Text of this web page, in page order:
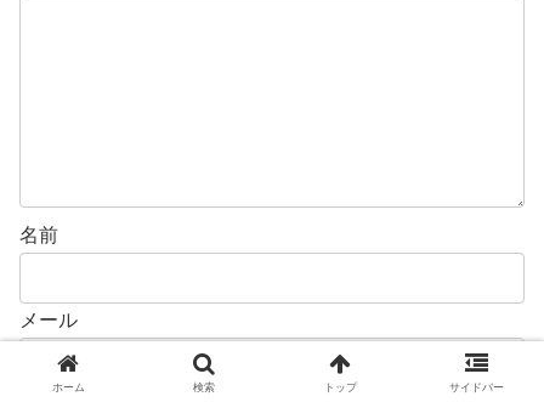
名前
メール
ホーム 検索 トップ サイドバー